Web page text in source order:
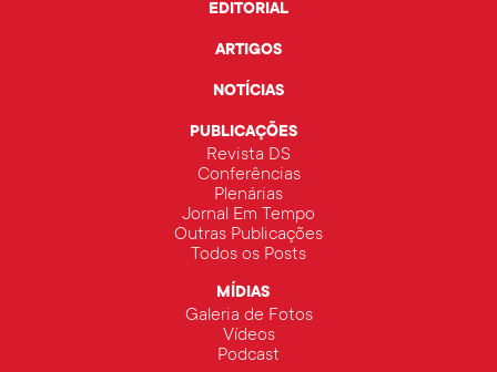
EDITORIAL
ARTIGOS
NOTÍCIAS
PUBLICAÇÕES
Revista DS
Conferências
Plenárias
Jornal Em Tempo
Outras Publicações
Todos os Posts
MÍDIAS
Galeria de Fotos
Vídeos
Podcast